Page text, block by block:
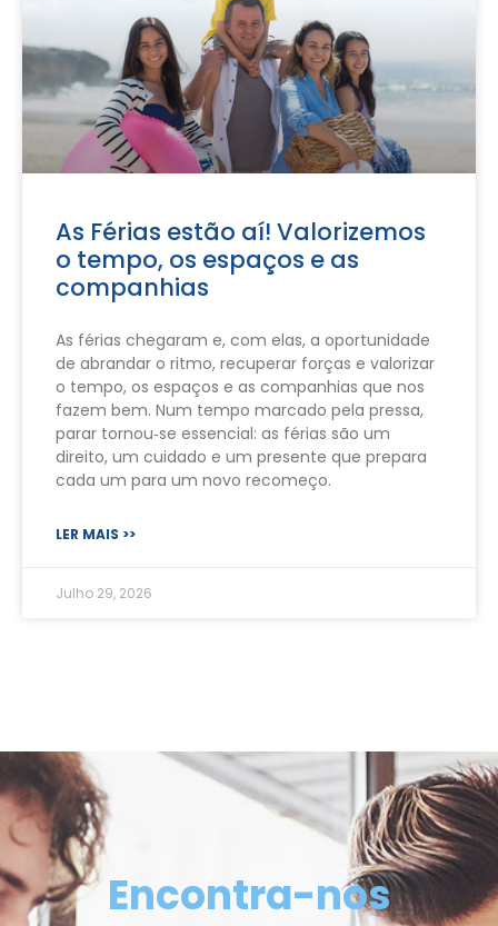
As Férias estão aí! Valorizemos
o tempo, os espaços e as
companhias
As férias chegaram e, com elas, a oportunidade
de abrandar o ritmo, recuperar forças e valorizar
o tempo, os espaços e as companhias que nos
fazem bem. Num tempo marcado pela pressa,
parar tornou‑se essencial: as férias são um
direito, um cuidado e um presente que prepara
cada um para um novo recomeço.
LER MAIS >>
Julho 29, 2026
Encontra-nos